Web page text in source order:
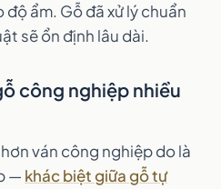
ẩm. Gỗ đã xử lý chuẩn
sẽ ổn định lâu dài.
công nghiệp nhiều
ván công nghiệp do là
— khác biệt giữa gỗ tự